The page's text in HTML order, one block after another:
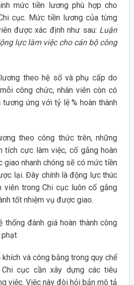
mức tiền lương phù hợp cho
cục. Mức tiền lương của từng
được xác định như sau: Luận
lực làm việc cho cán bộ công
theo hệ số và phụ cấp do
công chức, nhân viên còn có
ứng với tỷ lệ % hoàn thành
theo công thức trên, những
tích cực làm việc, cố gắng hoàn
giao nhanh chóng sẽ có mức tiền
lại. Đây chính là động lực thúc
viên trong Chi cục luôn cố gắng
tốt nhiệm vụ được giao.
thống đánh giá hoàn thành công
và công bằng trong quy chế
cục cần xây dựng các tiêu
việc. Việc này đòi hỏi bản mô tả